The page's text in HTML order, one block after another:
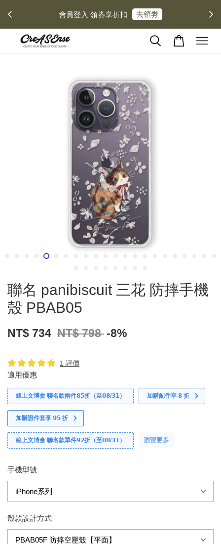
會員登入 領劵享折扣 去領劵
聯名 panibiscuit 三花 防摔手機
殼 PBAB05
NT$ 734 NT$ 798 -8%
1 評價
適用優惠
線上文博會 聯名款兩件𝟴𝟱折（至𝟬𝟴/𝟯𝟭） 加購配件享 𝟴 折
加購證件套享 𝟵𝟱 折
線上文博會 聯名款單件𝟵𝟮折（至𝟬𝟴/𝟯𝟭） 瀏覽更多
手機型號
殼款設計方式